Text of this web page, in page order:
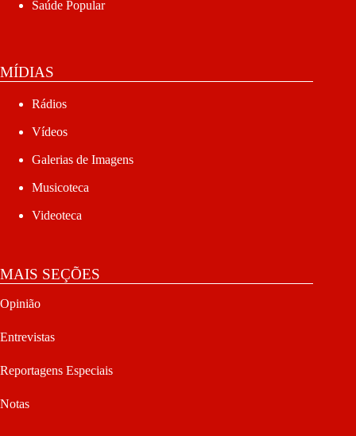
Saúde Popular
MÍDIAS
Rádios
Vídeos
Galerias de Imagens
Musicoteca
Videoteca
MAIS SEÇÕES
Opinião
Entrevistas
Reportagens Especiais
Notas